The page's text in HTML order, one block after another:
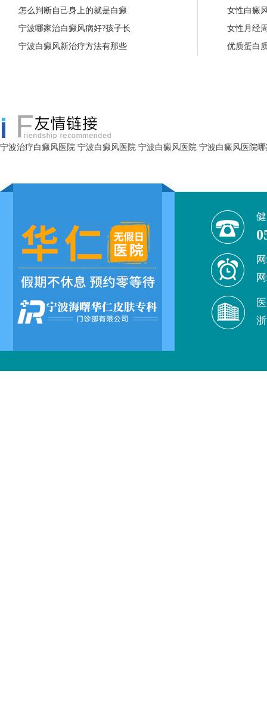
怎么判断自己身上的就是白癜
宁波哪家治白癜风病好?孩子长
宁波白癜风新治疗方法有那些
女性白癜
女性月经
优质蛋白
宁波治疗白癜风医院 宁波白癜风医院 宁波白癜风医院 宁波白癜风医院